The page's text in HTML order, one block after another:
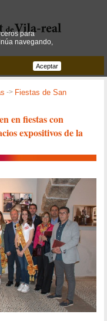
-> Fiestas de San
en fiestas con
expositivos de la
para
navegando,
Aceptar